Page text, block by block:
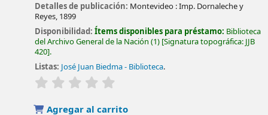
Detalles de publicación: Montevideo :Imp. Dornaleche y
Reyes, 1899
Disponibilidad:Ítems disponibles para préstamo: Biblioteca
del Archivo General de la Nación (1) Signatura topográfica: JJB
420 .
Listas: José Juan Biedma - Biblioteca.
valoración
Agregar al carrito